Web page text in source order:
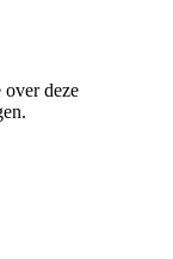
deze